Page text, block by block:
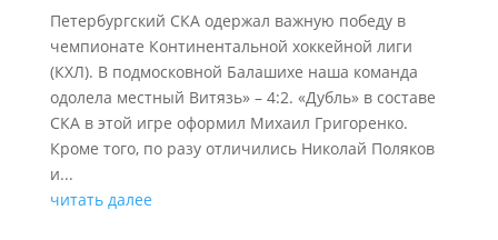
Петербургский СКА одержал важную победу в
чемпионате Континентальной хоккейной лиги
(КХЛ). В подмосковной Балашихе наша команда
одолела местный Витязь» – 4:2. «Дубль» в составе
СКА в этой игре оформил Михаил Григоренко.
Кроме того, по разу отличились Николай Поляков
и...
читать далее